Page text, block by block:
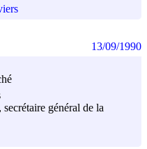
général de la
13/09/1990